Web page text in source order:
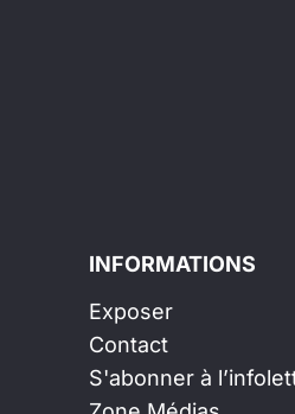
INFORMATIONS
Exposer
Contact
S'abonner à